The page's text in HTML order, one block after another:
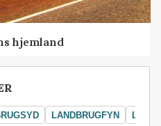
hjemland
LANDBRUGFYN